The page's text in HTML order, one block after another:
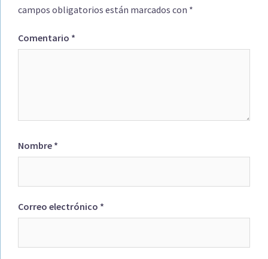
campos obligatorios están marcados con *
Comentario *
Nombre *
Correo electrónico *